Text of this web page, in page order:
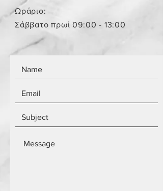
αντικειμένων.
Τα αντικείμενα δεν είναι
καινούργια.
Ωράριο:
Σάββατο πρωί 09:00 - 13:00